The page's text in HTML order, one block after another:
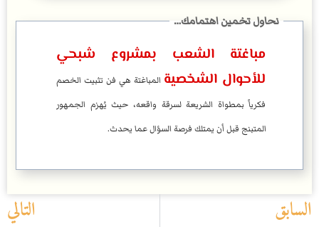
مباغتة الشعب بمشروع شبحي
للأحوال الشخصية المباغتة هي فن تثبيت الخصم
فكرياً بمطواة الشريعة لسرقة واقعه، حيث يُهزم الجمهور
المتبنج قبل أن يمتلك فرصة السؤال عما يحدث.
السابق التالي